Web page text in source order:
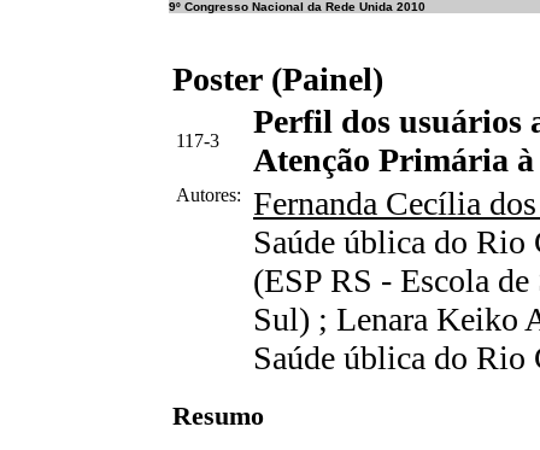
9º Congresso Nacional da Rede Unida 2010
Poster (Painel)
117-3
Perfil dos usuários
Atenção Primária à
Autores:
Fernanda Cecília
Saúde ública do
(ESP RS - Escola
Sul) ; Lenara Keiko
Saúde ública do Rio
Resumo